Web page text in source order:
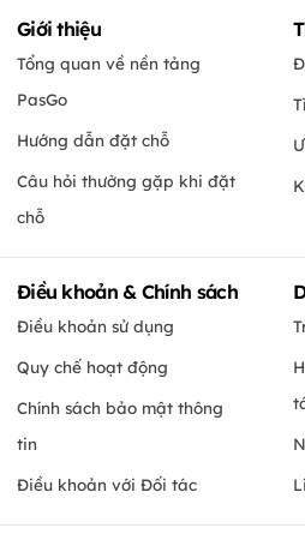
Giới thiệu
Tổng quan về nền tảng
PasGo
Hướng dẫn đặt chỗ
Câu hỏi thường gặp khi đặt
chỗ
Điều khoản & Chính sách
Điều khoản sử dụng
Quy chế hoạt động
Chính sách bảo mật thông
tin
Điều khoản với Đối tác